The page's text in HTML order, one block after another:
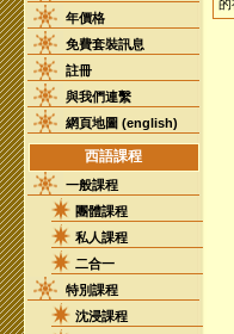
年價格
免費套裝訊息
註冊
與我們連繫
網頁地圖 (english)
西語課程
一般課程
團體課程
私人課程
二合一
特別課程
沈浸課程
的